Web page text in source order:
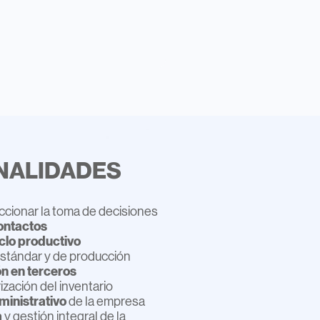
la toma de decisiones
productivo
y de producción
en terceros
del inventario
de la empresa
ygestión integral de la